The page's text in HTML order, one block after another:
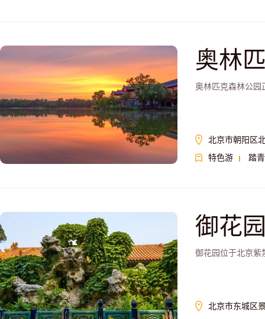
奥林
奥林匹克森林公园
北京市朝阳区
特色游
踏青
御花
御花园位于北京紫
北京市东城区